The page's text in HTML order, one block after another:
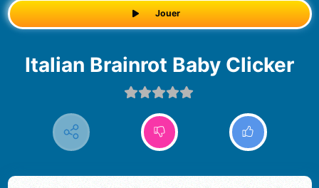
Jouer
Italian Brainrot Baby Clicker